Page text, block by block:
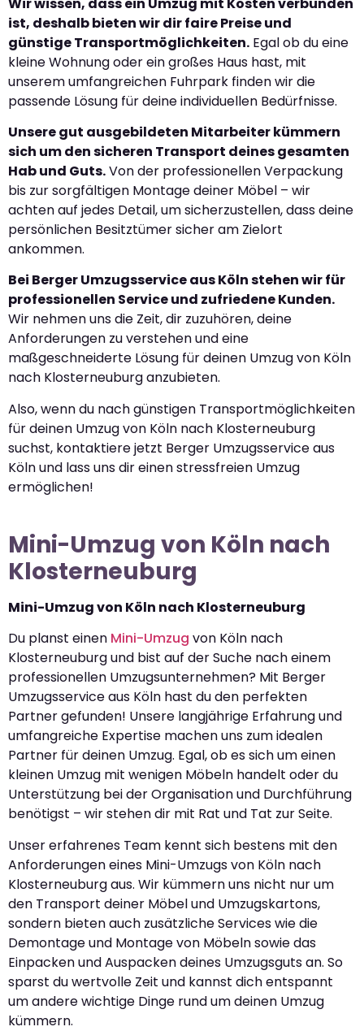
ist, deshalb bieten wir dir faire Preise und
günstige Transportmöglichkeiten. Egal ob du eine
kleine Wohnung oder ein großes Haus hast, mit
unserem umfangreichen Fuhrpark finden wir die
passende Lösung für deine individuellen Bedürfnisse.
Unsere gut ausgebildeten Mitarbeiter kümmern
sich um den sicheren Transport deines gesamten
Hab und Guts.Von der professionellen Verpackung
bis zur sorgfältigen Montage deiner Möbel – wir
achten auf jedes Detail, um sicherzustellen, dass deine
persönlichen Besitztümer sicher am Zielort
ankommen.
Bei Berger Umzugsservice aus Köln stehen wir für
professionellen Service und zufriedene Kunden.
Wir nehmen uns die Zeit, dir zuzuhören, deine
Anforderungen zu verstehen und eine
maßgeschneiderte Lösung für deinen Umzug von Köln
nach Klosterneuburg anzubieten.
Also, wenn du nach günstigen Transportmöglichkeiten
für deinen Umzug von Köln nach Klosterneuburg
suchst, kontaktiere jetzt Berger Umzugsservice aus
Köln und lass uns dir einen stressfreien Umzug
ermöglichen!
Mini-Umzug von Köln nach
Klosterneuburg
Mini-Umzug von Köln nach Klosterneuburg
Du planst einen Mini-Umzug von Köln nach
Klosterneuburg und bist auf der Suche nach einem
professionellen Umzugsunternehmen? Mit Berger
Umzugsservice aus Köln hast du den perfekten
Partner gefunden! Unsere langjährige Erfahrung und
umfangreiche Expertise machen uns zum idealen
Partner für deinen Umzug. Egal, ob es sich um einen
kleinen Umzug mit wenigen Möbeln handelt oder du
Unterstützung bei der Organisation und Durchführung
benötigst – wir stehen dir mit Rat und Tat zur Seite.
Unser erfahrenes Team kennt sich bestens mit den
Anforderungen eines Mini-Umzugs von Köln nach
Klosterneuburg aus. Wir kümmern uns nicht nur um
den Transport deiner Möbel und Umzugskartons,
sondern bieten auch zusätzliche Services wie die
Demontage und Montage von Möbeln sowie das
Einpacken und Auspacken deines Umzugsguts an. So
sparst du wertvolle Zeit und kannst dich entspannt
um andere wichtige Dinge rund um deinen Umzug
kümmern.